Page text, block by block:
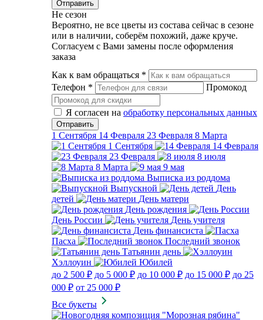
Не сезон
Вероятно, не все цветы из состава сейчас в сезоне
или в наличии, соберём похожий, даже круче.
Согласуем с Вами замены после оформления
заказа
Как к вам обращаться *
Телефон * Промокод
Я согласен на обработку персональных данных
1 Сентября 14 Февраля 23 Февраля 8 Марта
1 Сентября
14 Февраля
23 Февраля
8 июля
8 Марта
9 мая
Выписка из роддома
Выпускной
День
детей
День матери
День рождения
День России
День учителя
День финансиста
Пасха
Последний звонок
Татьянин день
Хэллоуин
Юбилей
до 2 500 ₽ до 5 000 ₽ до 10 000 ₽ до 15 000 ₽ до 25
000 ₽ от 25 000 ₽
Все букеты